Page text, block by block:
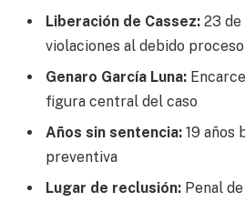
Liberación de Cassez: 23 de
violaciones al debido proceso
Genaro García Luna:
figura central del caso
Años sin sentencia: 19 años
preventiva
Lugar de reclusión: Penal